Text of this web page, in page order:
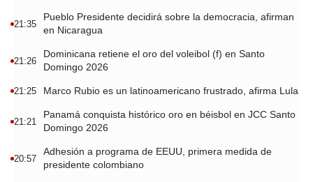
21:35
Pueblo Presidente decidirá sobre la democracia, afirman
en Nicaragua
21:26
Dominicana retiene el oro del voleibol (f) en Santo
Domingo 2026
21:25 Marco Rubio es un latinoamericano frustrado, afirma Lula
21:21
Panamá conquista histórico oro en béisbol en JCC Santo
Domingo 2026
20:57
Adhesión a programa de EEUU, primera medida de
presidente colombiano